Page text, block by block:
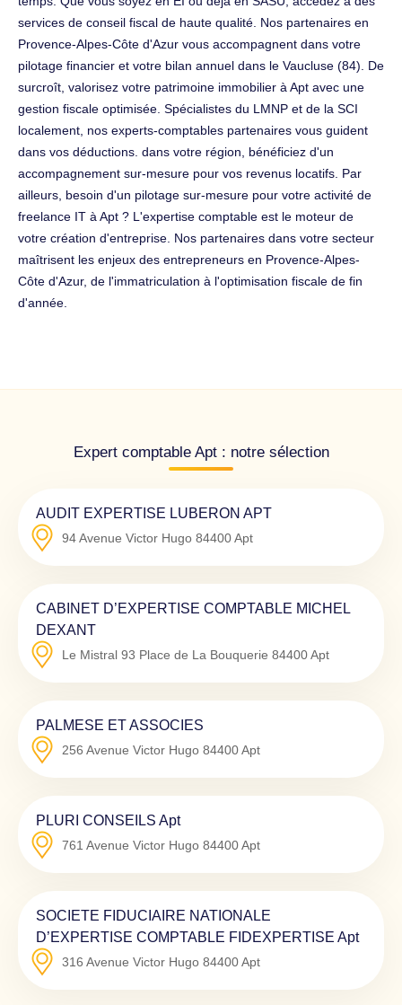
services de conseil fiscal de haute qualité. Nos partenaires en
Provence-Alpes-Côte d'Azur vous accompagnent dans votre
pilotage financier et votre bilan annuel dans le Vaucluse (84). De
surcroît, valorisez votre patrimoine immobilier à Apt avec une
gestion fiscale optimisée. Spécialistes du LMNP et de la SCI
localement, nos experts-comptables partenaires vous guident
dans vos déductions. dans votre région, bénéficiez d'un
accompagnement sur-mesure pour vos revenus locatifs. Par
ailleurs, besoin d'un pilotage sur-mesure pour votre activité de
freelance IT à Apt ? L'expertise comptable est le moteur de
votre création d'entreprise. Nos partenaires dans votre secteur
maîtrisent les enjeux des entrepreneurs en Provence-Alpes-
Côte d'Azur, de l'immatriculation à l'optimisation fiscale de fin
d'année.
Expert comptable Apt : notre sélection
AUDIT EXPERTISE LUBERON APT
94 Avenue Victor Hugo 84400Apt
CABINET D’EXPERTISE COMPTABLE MICHEL
DEXANT
Le Mistral 93 Place de La Bouquerie 84400Apt
PALMESE ET ASSOCIES
256 Avenue Victor Hugo 84400Apt
PLURI CONSEILS Apt
761 Avenue Victor Hugo 84400Apt
SOCIETE FIDUCIAIRE NATIONALE
D’EXPERTISE COMPTABLE FIDEXPERTISE Apt
316 Avenue Victor Hugo 84400Apt